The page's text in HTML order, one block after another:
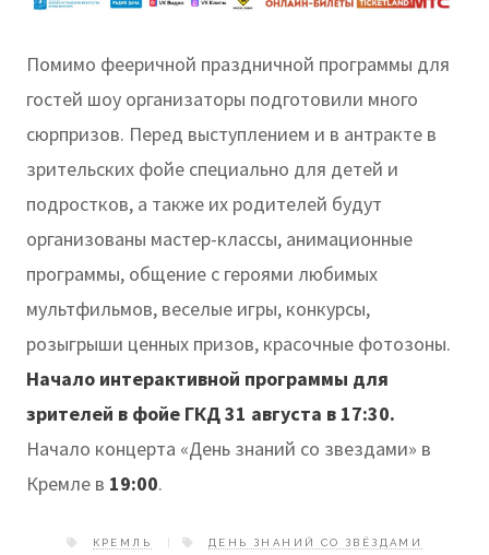
Помимо фееричной праздничной программы для
гостей шоу организаторы подготовили много
сюрпризов. Перед выступлением и в антракте в
зрительских фойе специально для детей и
подростков, а также их родителей будут
организованы мастер-классы, анимационные
программы, общение с героями любимых
мультфильмов, веселые игры, конкурсы,
розыгрыши ценных призов, красочные фотозоны.
Начало интерактивной программы для
зрителей в фойе ГКД 31 августа в 17:30.
Начало концерта «День знаний со звездами» в
Кремле в 19:00.
КРЕМЛЬ ДЕНЬ ЗНАНИЙ СО ЗВЁЗДАМИ